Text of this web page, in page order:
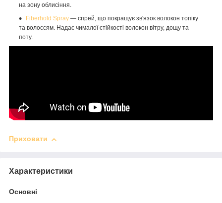
на зону облисіння.
Fiberhold Spray — спрей, що покращує зв'язок волокон топіку
та волоссям. Надає чималої стійкості волокон вітру, дощу та
поту.
Приховати
Характеристики
Основні